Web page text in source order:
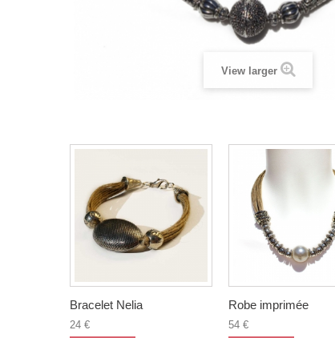
View larger
Bracelet Nelia
24 €
Robe imprimée
54 €